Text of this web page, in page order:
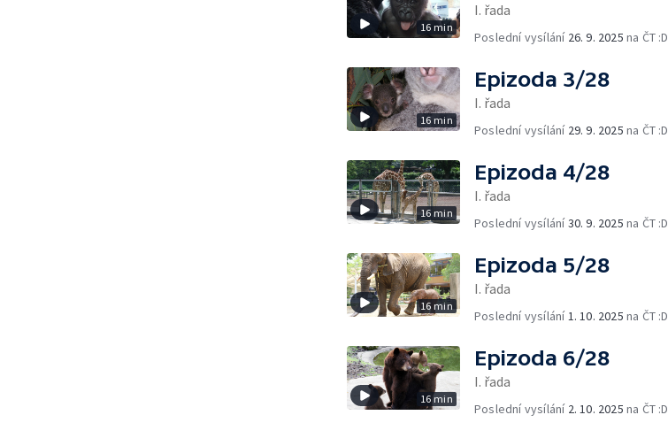
16 min
I. řada
Poslední vysílání 26. 9. 2025 na ČT :D
16 min
Epizoda 3/28
I. řada
Poslední vysílání 29. 9. 2025 na ČT :D
16 min
Epizoda 4/28
I. řada
Poslední vysílání30. 9. 2025 na ČT :D
16 min
Epizoda 5/28
I. řada
Poslední vysílání1. 10. 2025 na ČT :D
16 min
Epizoda 6/28
I. řada
Poslední vysílání 2. 10. 2025 na ČT :D